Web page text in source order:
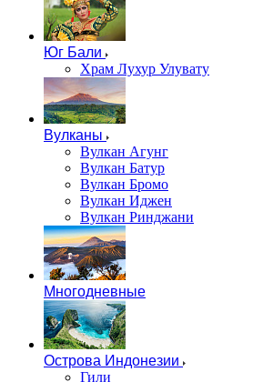
Юг Бали
Храм Лухур Улувату
Вулканы
Вулкан Агунг
Вулкан Батур
Вулкан Бромо
Вулкан Иджен
Вулкан Ринджани
Многодневные
Острова Индонезии
Гили